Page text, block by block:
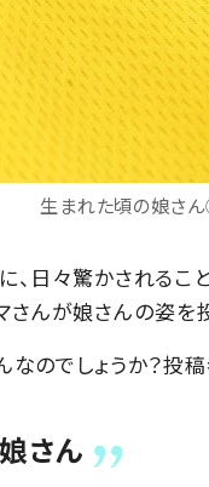
生まれた頃の娘さ
日々驚かされるこ
んが娘さんの姿を
なのでしょうか？投
さん